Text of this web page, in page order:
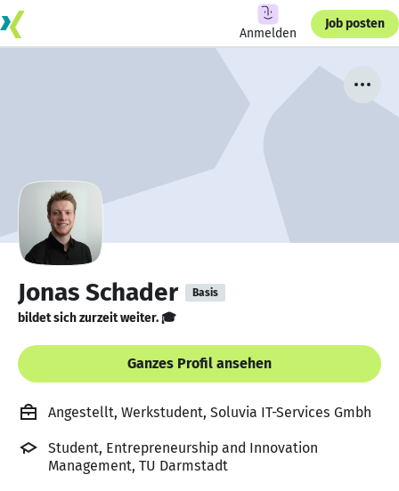
Anmelden
Job posten
Jonas Schader Basis
bildet sich zurzeit weiter. 🎓
Ganzes Profil ansehen
Angestellt, Werkstudent, Soluvia IT-Services Gmbh
Student, Entrepreneurship and Innovation
Management, TU Darmstadt